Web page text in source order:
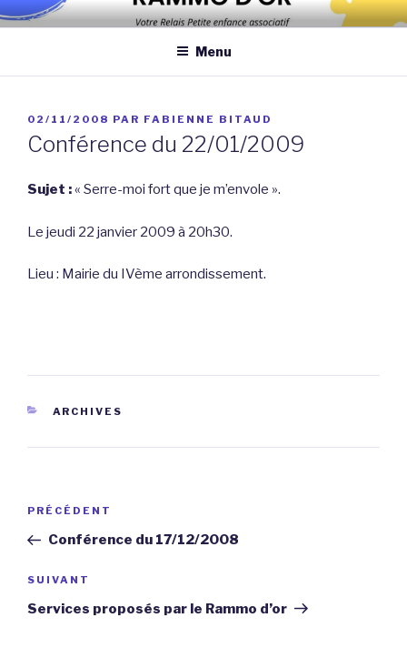
Aller
au
principal
Association qui a pour objectif d’améliorer les conditions et la
assistantes maternelles et/ou au domicile des parents
Menu
PUBLIÉ
LE
02/11/2008 PAR FABIENNE BITAUD
Conférence du 22/01/2009
Sujet :« Serre-moi fort que je m’envole ».
Le jeudi 22 janvier 2009 à 20h30.
Lieu : Mairie du IVème arrondissement.
CATÉGORIES
ARCHIVES
Navigation
l’article
Article
précédent
PRÉCÉDENT
Conférence du 17/12/2008
Article
suivant
SUIVANT
Services proposés par le Rammo d’or